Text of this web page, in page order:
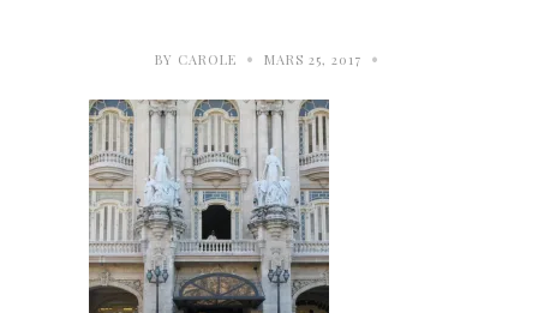
BY CAROLE • MARS 25, 2017 •